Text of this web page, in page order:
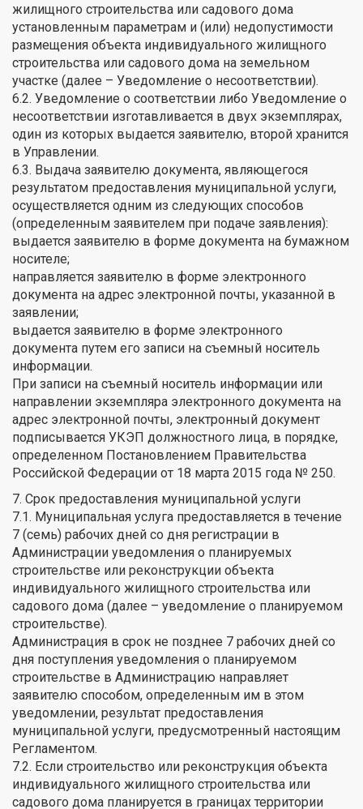
жилищного строительства или садового дома
установленным параметрам и (или) недопустимости
размещения объекта индивидуального жилищного
строительства или садового дома на земельном
участке (далее – Уведомление о несоответствии).
6.2. Уведомление о соответствии либо Уведомление о
несоответствии изготавливается в двух экземплярах,
один из которых выдается заявителю, второй хранится
в Управлении.
6.3. Выдача заявителю документа, являющегося
результатом предоставления муниципальной услуги,
осуществляется одним из следующих способов
(определенным заявителем при подаче заявления):
выдается заявителю в форме документа на бумажном
носителе;
направляется заявителю в форме электронного
документа на адрес электронной почты, указанной в
заявлении;
выдается заявителю в форме электронного
документа путем его записи на съемный носитель
информации.
При записи на съемный носитель информации или
направлении экземпляра электронного документа на
адрес электронной почты, электронный документ
подписывается УКЭП должностного лица, в порядке,
определенном Постановлением Правительства
Российской Федерации от 18 марта 2015 года № 250.
7. Срок предоставления муниципальной услуги
7.1. Муниципальная услуга предоставляется в течение
7 (семь) рабочих дней со дня регистрации в
Администрации уведомления о планируемых
строительстве или реконструкции объекта
индивидуального жилищного строительства или
садового дома (далее – уведомление о планируемом
строительстве).
Администрация в срок не позднее 7 рабочих дней со
дня поступления уведомления о планируемом
строительстве в Администрацию направляет
заявителю способом, определенным им в этом
уведомлении, результат предоставления
муниципальной услуги, предусмотренный настоящим
Регламентом.
7.2. Если строительство или реконструкция объекта
индивидуального жилищного строительства или
садового дома планируется в границах территории